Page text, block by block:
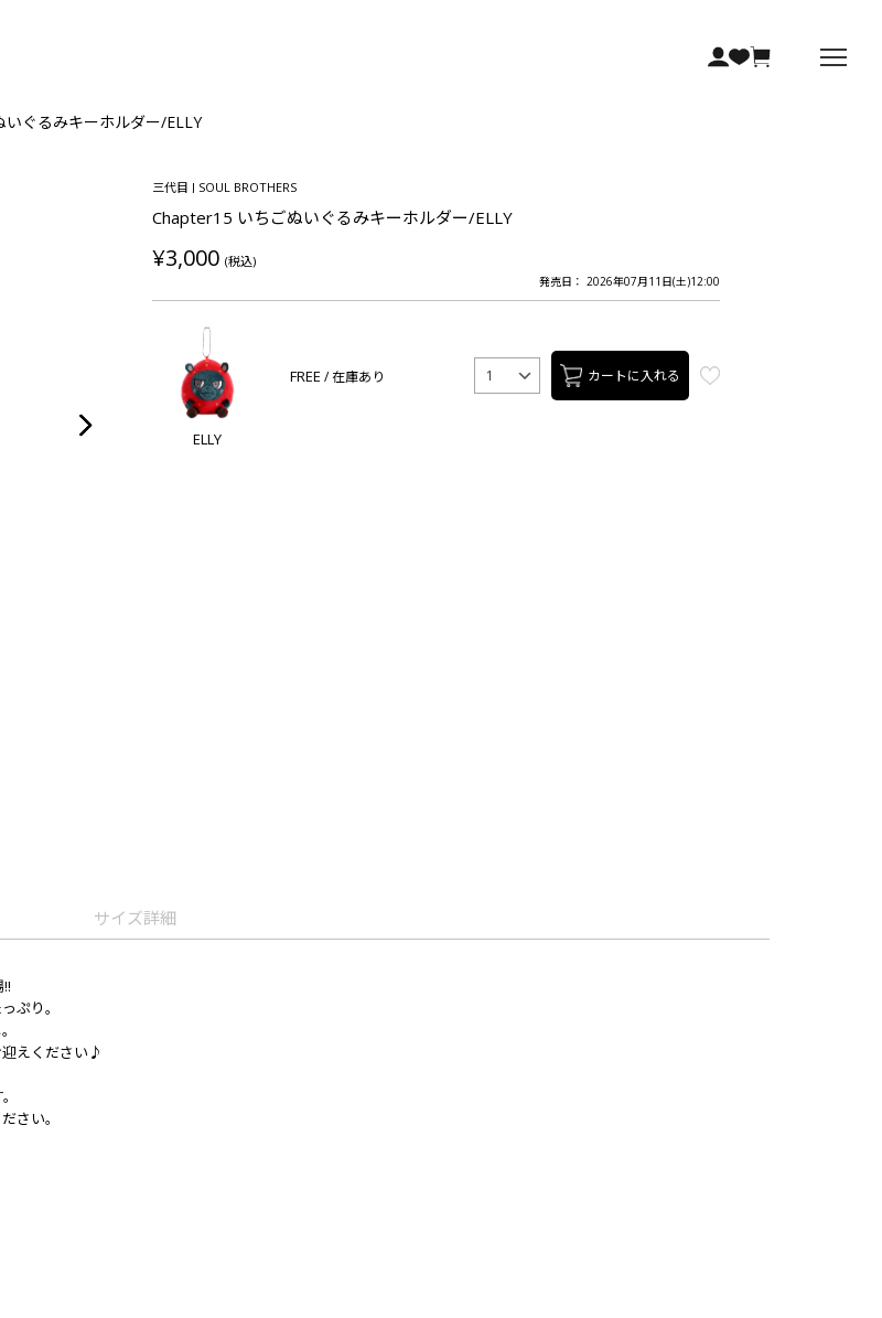
ぐるみキーホルダー/ELLY
三代目 J SOUL BROTHERS
Chapter15 いちごぬいぐるみキーホルダー/ELLY
¥3,000 (税込)
発売日： 2026年07月11日(土)12:00
ELLY
FREE / 在庫あり 1 カートに入れる
サイズ詳細
ぷり。
迎えください♪
さい。